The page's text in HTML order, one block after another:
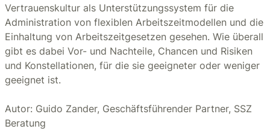
Vertrauenskultur als Unterstützungssystem für die
Administration von flexiblen Arbeitszeitmodellen und die
Einhaltung von Arbeitszeitgesetzen gesehen. Wie überall
gibt es dabei Vor- und Nachteile, Chancen und Risiken
und Konstellationen, für die sie geeigneter oder weniger
geeignet ist.
Autor: Guido Zander, Geschäftsführender Partner, SSZ
Beratung